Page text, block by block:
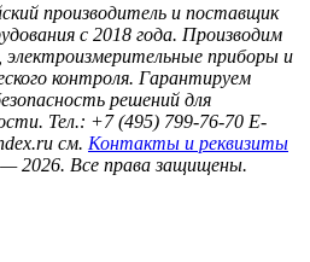
производитель и поставщик
с 2018 года. Производим
приборы и
контроля. Гарантируем
решений для
Тел.: +7 (495) 799-76-70 E-
см. Контакты и реквизиты
2026. Все права защищены.